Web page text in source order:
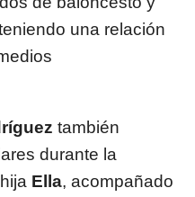
una relación
también
durante la
Ella, acompañado